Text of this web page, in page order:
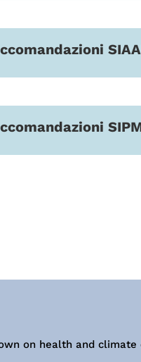
on health and